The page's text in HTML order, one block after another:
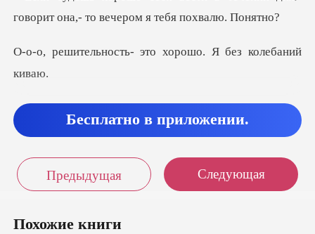
говорит она,- то
ть- это хорошо. Я
ней за утренним по
Бесплатно в приложении.
Предыдущая Следующая
Похожие книги